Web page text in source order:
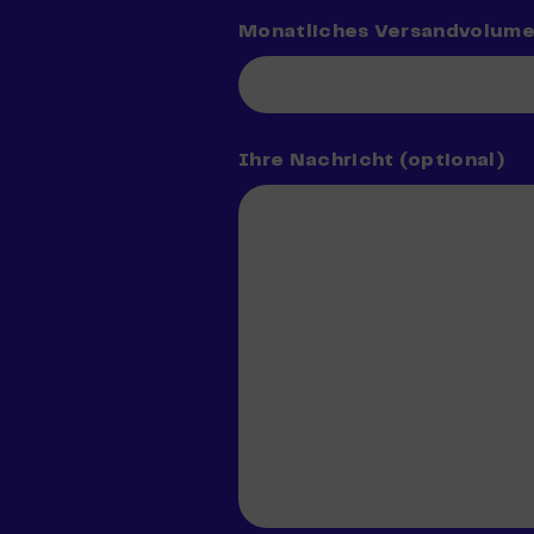
Monatliches
Ihre Nachricht (optional)